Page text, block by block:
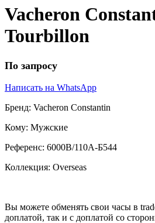
Vacheron
Tourbillon
По запросу
Написать на WhatsApp
Бренд: Vacheron Constantin
Кому: Мужские
Референс: 6000В/110А-Б544
Коллекция: Overseas
Вы можете обменять свои часы в
доплатой, так и с доплатой со